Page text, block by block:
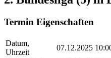
Termin Eigenschaften
Datum,
Uhrzeit
07.12.2025